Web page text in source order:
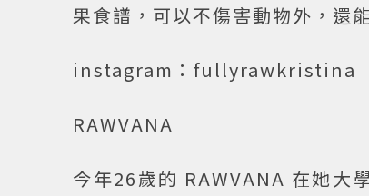
果食譜，可以不傷害動物外，還
instagram：fullyrawkristina
RAWVANA
今年26歲的 RAWVANA 在她大